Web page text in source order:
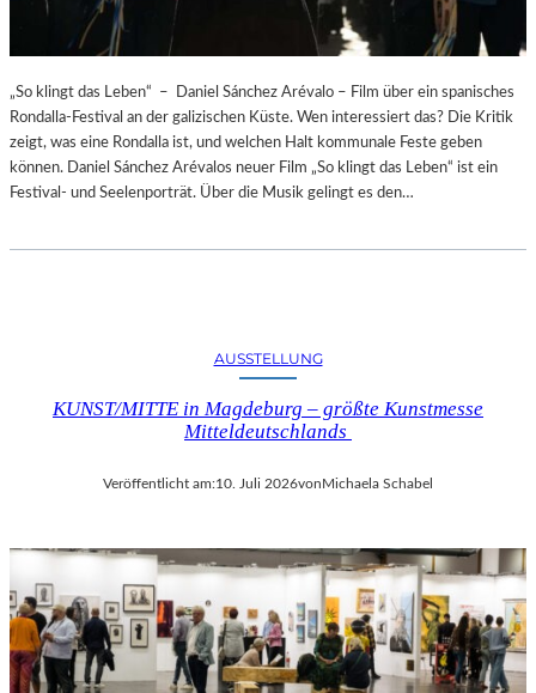
„So klingt das Leben“ – Daniel Sánchez Arévalo – Film über ein spanisches
Rondalla-Festival an der galizischen Küste. Wen interessiert das? Die Kritik
zeigt, was eine Rondalla ist, und welchen Halt kommunale Feste geben
können. Daniel Sánchez Arévalos neuer Film „So klingt das Leben“ ist ein
Festival- und Seelenporträt. Über die Musik gelingt es den…
AUSSTELLUNG
KUNST/MITTE in Magdeburg – größte Kunstmesse
Mitteldeutschlands
Veröffentlicht am:10. Juli 2026vonMichaela Schabel